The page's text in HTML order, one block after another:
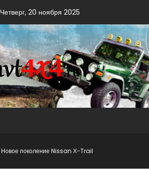
Четверг, 20 ноября 2025
Новое поколение Nissan Х-Trail